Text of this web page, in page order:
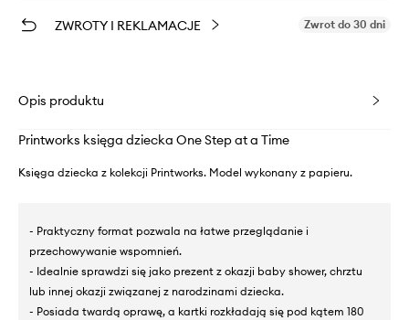
ZWROTY I REKLAMACJE Zwrot do 30 dni
Opis produktu
Printworks księga dziecka One Step at a Time
Księga dziecka z kolekcji Printworks. Model wykonany z papieru.
- Praktyczny format pozwala na łatwe przeglądanie i
przechowywanie wspomnień.
- Idealnie sprawdzi się jako prezent z okazji baby shower, chrztu
lub innej okazji związanej z narodzinami dziecka.
- Posiada twardą oprawę, a kartki rozkładają się pod kątem 180